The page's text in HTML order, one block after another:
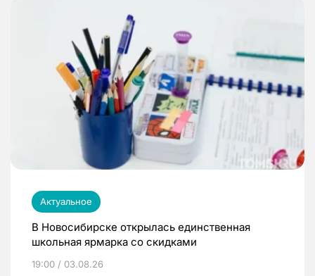
Актуальное
В Новосибирске открылась единственная
школьная ярмарка со скидками
19:00 / 03.08.26